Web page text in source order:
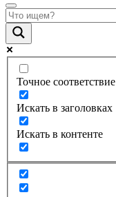
Точное соответствие
Искать в заголовках
Искать в контенте